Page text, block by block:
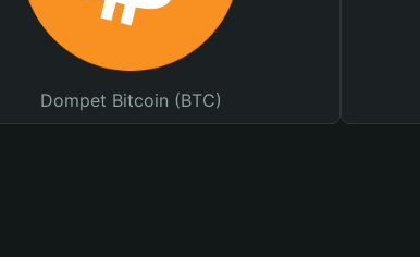
Dompet Bitcoin (BTC)